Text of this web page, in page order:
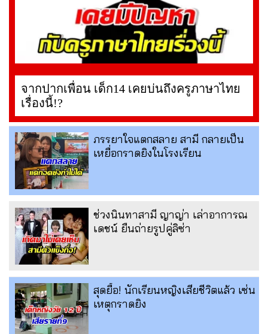
จากปากเพื่อน เด็ก14 เคยบ่นถึงครูภาษาไทย
เรื่องนี้!?
ภรรยาใจแตกสลาย สามี กลายเป็น
เหยื่อกราดยิงในโรงเรียน
ช่วงนินทาสามี ญาญ่า เล่าอาการณ
เดชน์ ยืนถ่ายรูปคู่ลิซ่า
สุดยื้อ! นักเรียนหญิงเสียชีวิตแล้ว เซ่น
เหตุกราดยิง